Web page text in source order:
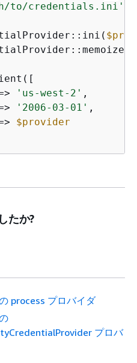
to/credentials.ini'
'us-west-2' ,
'2006-03-01' ,
$provider
たか?
process プロバイダ
プロバ